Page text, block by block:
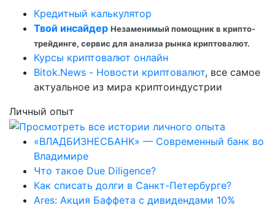
Кредитный калькулятор
Твой инсайдер Незаменимый помощник в крипто-
трейдинге, сервис для анализа рынка криптовалют.
Курсы криптовалют онлайн
Bitok.News - Новости криптовалют, все самое
актуальное из мира криптоиндустрии
Личный опыт
«ВЛАДБИЗНЕСБАНК» — Современный банк во
Владимире
Что такое Due Diligence?
Как списать долги в Санкт-Петербурге?
Ares: Акция Баффета с дивидендами 10%